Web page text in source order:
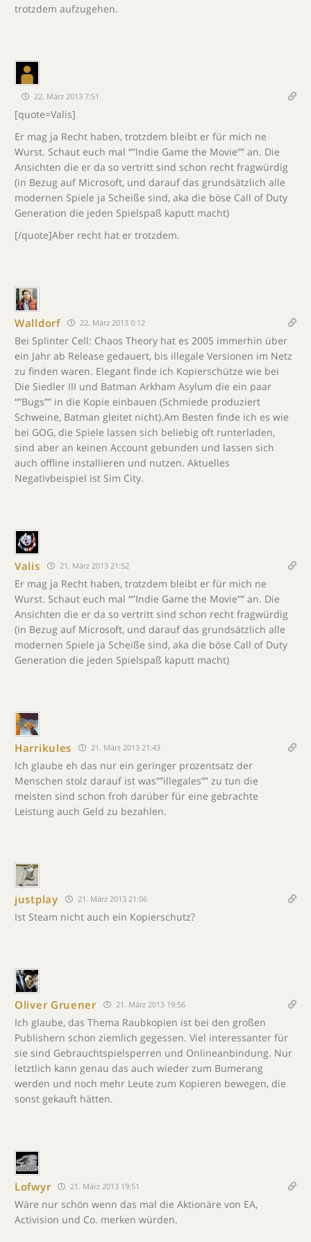
trotzdem aufzugehen.
22. März 2013 7:51
[quote=Valis]
Er mag ja Recht haben, trotzdem bleibt er für mich ne
Wurst. Schaut euch mal “”Indie Game the Movie”” an. Die
Ansichten die er da so vertritt sind schon recht fragwürdig
(in Bezug auf Microsoft, und darauf das grundsätzlich alle
modernen Spiele ja Scheiße sind, aka die böse Call of Duty
Generation die jeden Spielspaß kaputt macht)
[/quote]Aber recht hat er trotzdem.
Walldorf 22. März 2013 0:12
Bei Splinter Cell: Chaos Theory hat es 2005 immerhin über
ein Jahr ab Release gedauert, bis illegale Versionen im Netz
zu finden waren. Elegant finde ich Kopierschütze wie bei
Die Siedler III und Batman Arkham Asylum die ein paar
“”Bugs”” in die Kopie einbauen (Schmiede produziert
Schweine, Batman gleitet nicht).Am Besten finde ich es wie
bei GOG, die Spiele lassen sich beliebig oft runterladen,
sind aber an keinen Account gebunden und lassen sich
auch offline installieren und nutzen. Aktuelles
Negativbeispiel ist Sim City.
Valis 21. März 2013 21:52
Er mag ja Recht haben, trotzdem bleibt er für mich ne
Wurst. Schaut euch mal “”Indie Game the Movie”” an. Die
Ansichten die er da so vertritt sind schon recht fragwürdig
(in Bezug auf Microsoft, und darauf das grundsätzlich alle
modernen Spiele ja Scheiße sind, aka die böse Call of Duty
Generation die jeden Spielspaß kaputt macht)
Harrikules 21. März 2013 21:43
Ich glaube eh das nur ein geringer prozentsatz der
Menschen stolz darauf ist was””illegales”” zu tun die
meisten sind schon froh darüber für eine gebrachte
Leistung auch Geld zu bezahlen.
justplay 21. März 2013 21:06
Ist Steam nicht auch ein Kopierschutz?
Oliver Gruener 21. März 2013 19:56
Ich glaube, das Thema Raubkopien ist bei den großen
Publishern schon ziemlich gegessen. Viel interessanter für
sie sind Gebrauchtspielsperren und Onlineanbindung. Nur
letztlich kann genau das auch wieder zum Bumerang
werden und noch mehr Leute zum Kopieren bewegen, die
sonst gekauft hätten.
Lofwyr 21. März 2013 19:51
Wäre nur schön wenn das mal die Aktionäre von EA,
Activision und Co. merken würden.